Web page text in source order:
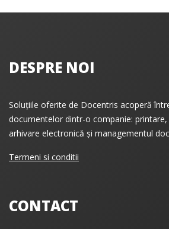
DESPRE NOI
Soluțiile oferite de Docentris acoperă
documentelor dintr-o companie:
arhivare electronică și managementul
Termeni si conditii
CONTACT